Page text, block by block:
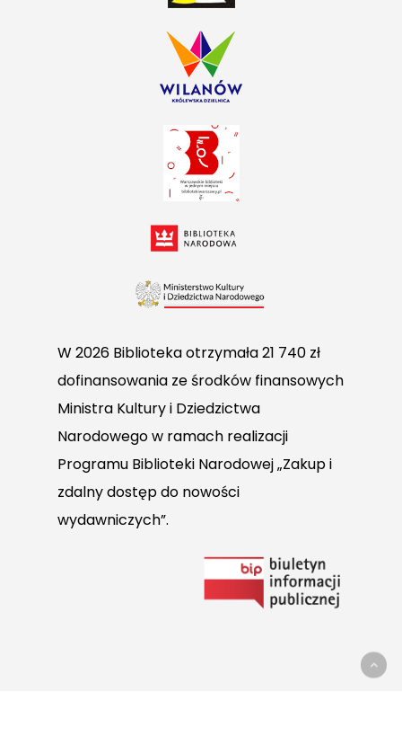
W 2026 Biblioteka otrzymała 21 740 zł
dofinansowania ze środków finansowych
Ministra Kultury i Dziedzictwa
Narodowego w ramach realizacji
Programu Biblioteki Narodowej „Zakup i
zdalny dostęp do nowości
wydawniczych”.
do